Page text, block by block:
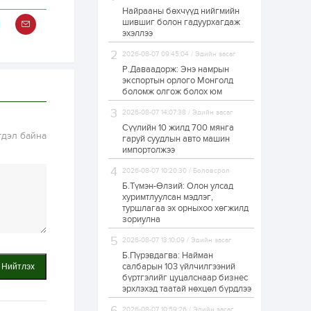
байна
Нийтлэх
Н.Номтойбаяр: Орон
нутаг хөгжихөд
хууль, эрхзүйн
орчныг шинэчилнэ
3 цаг 0
“The Hu" хамтлагийн
“WOLF TOTEM”
тоглолтын
стратегийн түншээр
ХААН Банк
ажиллана
3 цаг 0
Samsung Pay-д
Голомт банкны
картаа амжилттай
холбосон харилцагч
бүр бэлэгтэй
Волейбол
сонирхогчид гэр бүл,
хүүхэд залуусын
заавал үзэх олон
улсын тэмцээн
Монголд
3 цаг 0 0
Найрааны бөхчүүд нийгмийн
шившиг болон гадуурхагдаж
эхэллээ
2026-08-07 09:45:04 / Эдийн засаг
Р.Даваадорж: Энэ намрын
экспортын орлого Монголд
боломж олгож болох юм
2026-08-07 14:07:38 / Эдийн засаг
Сүүлийн 10 жилд 700 мянга
гаруй суудлын авто машин
импортолжээ
2026-08-07 10:20:30 / Боловсрол
Б.Түмэн-Өлзий: Олон улсад
хуримтлуулсан мэдлэг,
туршлагаа эх орныхоо хөгжилд
зориулна
2026-08-07 13:10:09 / Эдийн засаг
Б.Пүрэвдагва: Найман
салбарын 103 үйлчилгээний
бүртгэлийг цуцалснаар бизнес
эрхлэхэд таатай нөхцөл бүрдлээ